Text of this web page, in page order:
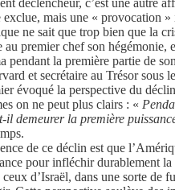
déclencheur, c’est une autre
exclue, mais une « provocation
ne sait que trop bien que la
au premier chef son hégémonie,
pendant la première partie de
et secrétaire au Trésor sous
évoqué la perspective du
on ne peut plus clairs : «
il demeurer la première
de ce déclin est que
pour infléchir durablement
d’Israël, dans une sorte de